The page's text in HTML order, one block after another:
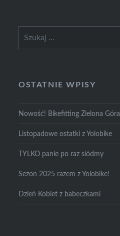
OSTATNIE WPISY
Nowość! Bikefitting Zielona Góra
Listopadowe ostatki z Yolobike
TYLKO panie po raz siódmy
Sezon 2025 razem z Yolobike!
Dzień Kobiet z babeczkami